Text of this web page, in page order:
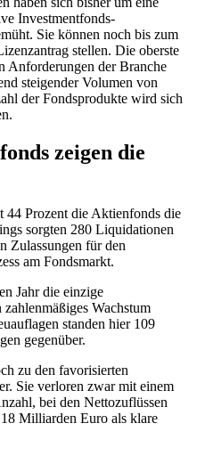
Investmentfonds-
Sie können noch bis zum
stellen. Die oberste
Anforderungen der Branche
steigender Volumen von
der Fondsprodukte wird sich
zeigen die
44 Prozent die Aktienfonds die
sorgten 280 Liquidationen
Zulassungen für den
am Fondsmarkt.
Jahr die einzige
Wachstum
standen hier 109
gegenüber.
zu den favorisierten
Sie verloren zwar mit einem
bei den Nettozuflüssen
Milliarden Euro als klare